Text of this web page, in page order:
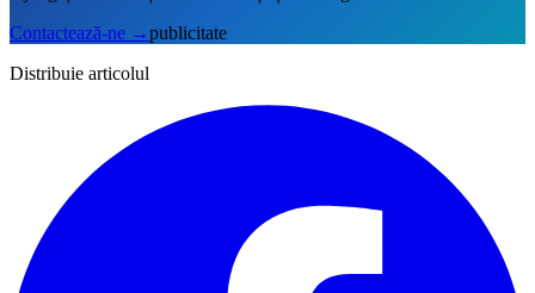
Contactează-ne →publicitate
Distribuie articolul